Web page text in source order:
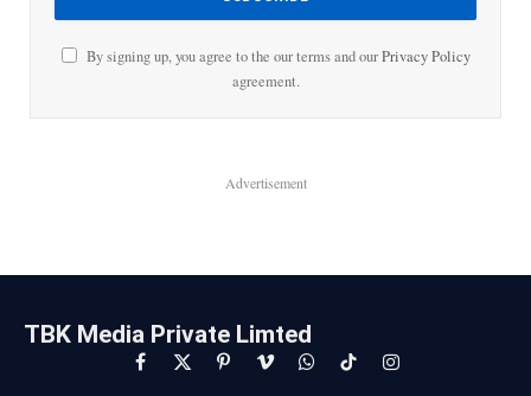
By signing up, you agree to the our terms and ourPrivacy Policy
agreement.
Advertisement
TBK Media Private Limted
Facebook
X
PinterestVimeoWhatsAppTikTokInstagram